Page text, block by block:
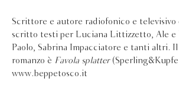
Scrittore e autore radiofonico e televisivo
scritto testi per Luciana Littizzetto, Ale e
Paolo, Sabrina Impacciatore e tanti altri.
romanzo è Favola splatter
www.beppetosco.it